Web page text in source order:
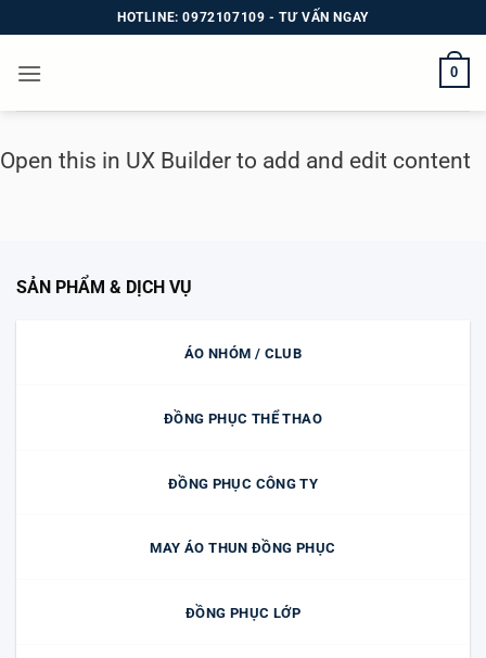
qua
nội
HOTLINE: 0972107109 - TƯ VẤN NGAY
0
Open this in UX Builder to add and edit content
SẢN PHẨM & DỊCH VỤ
ÁO NHÓM / CLUB
ĐỒNG PHỤC THỂ THAO
ĐỒNG PHỤC CÔNG TY
MAY ÁO THUN ĐỒNG PHỤC
ĐỒNG PHỤC LỚP